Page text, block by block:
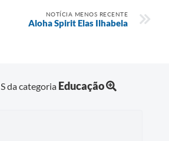
NOTÍCIA MENOS RECENTE
Aloha Spirit Elas Ilhabela
da categoria Educação